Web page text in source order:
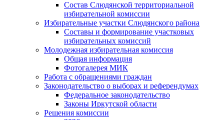
Состав Слюдянской территориальной
избирательной комиссии
Избирательные участки Слюдянского района
Составы и формирование участковых
избирательных комиссий
Молодежная избирательная комиссия
Общая информация
Фотогалерея МИК
Работа с обращениями граждан
Законодательство о выборах и референдумах
Федеральное законодательство
Законы Иркутской области
Решения комиссии